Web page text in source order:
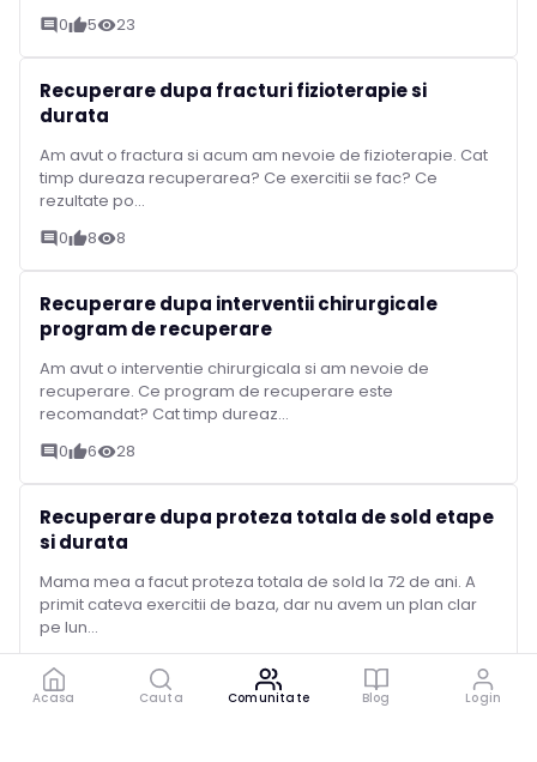
comment 0thumb_up5visibility23
Recuperare dupa fracturi fizioterapie si
durata
Am avut o fractura si acum am nevoie de fizioterapie. Cat
timp dureaza recuperarea? Ce exercitii se fac? Ce
rezultate po...
comment 0thumb_up8visibility8
Recuperare dupa interventii chirurgicale
program de recuperare
Am avut o interventie chirurgicala si am nevoie de
recuperare. Ce program de recuperare este
recomandat? Cat timp dureaz...
comment 0thumb_up6visibility28
Recuperare dupa proteza totala de sold etape
si durata
Mama mea a facut proteza totala de sold la 72 de ani. A
primit cateva exercitii de baza, dar nu avem un plan clar
pe lun...
comment
Acasa Cauta Comunitate Blog Login